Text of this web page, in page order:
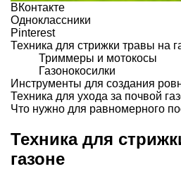
ВКонтакте
Одноклассники
Pinterest
Техника для стрижки травы на
Триммеры и мотокосы
Газонокосилки
Инструменты для создания
Техника для ухода за почвой
Что нужно для равномерного
Техника для
газоне